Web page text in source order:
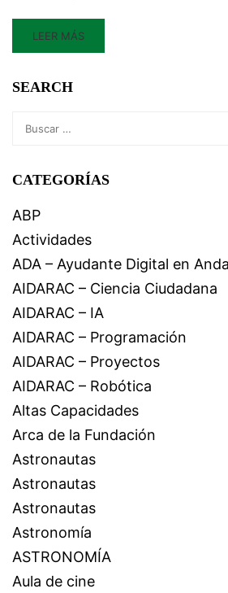
LEER MÁS
SEARCH
CATEGORÍAS
ABP
Actividades
ADA – Ayudante Digital en
AIDARAC – Ciencia Ciudadana
AIDARAC – IA
AIDARAC – Programación
AIDARAC – Proyectos
AIDARAC – Robótica
Altas Capacidades
Arca de la Fundación
Astronautas
Astronautas
Astronautas
Astronomía
ASTRONOMÍA
Aula de cine